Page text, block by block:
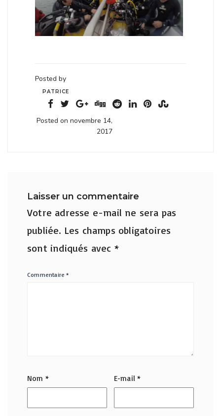
Posted by
PATRICE
Posted on novembre 14,
2017
Laisser un commentaire
Votre adresse e-mail ne sera pas
publiée. Les champs obligatoires
sont indiqués avec *
Commentaire*
Nom * E-mail*